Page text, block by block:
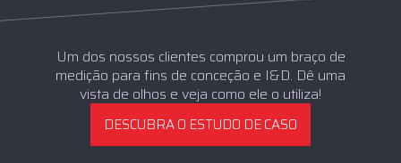
Um dos nossos clientes comprou um braço de
medição para fins de conceção e I&D. Dê uma
vista de olhos e veja como ele o utiliza!
DESCUBRA O ESTUDO DE CASO